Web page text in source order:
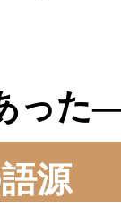
っ
源